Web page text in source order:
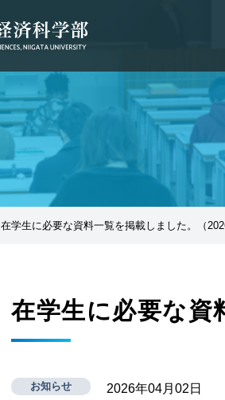
在学生に必要な資料一覧を掲載しました。（
在学生に必要な資
2026年04月02日
お知らせ